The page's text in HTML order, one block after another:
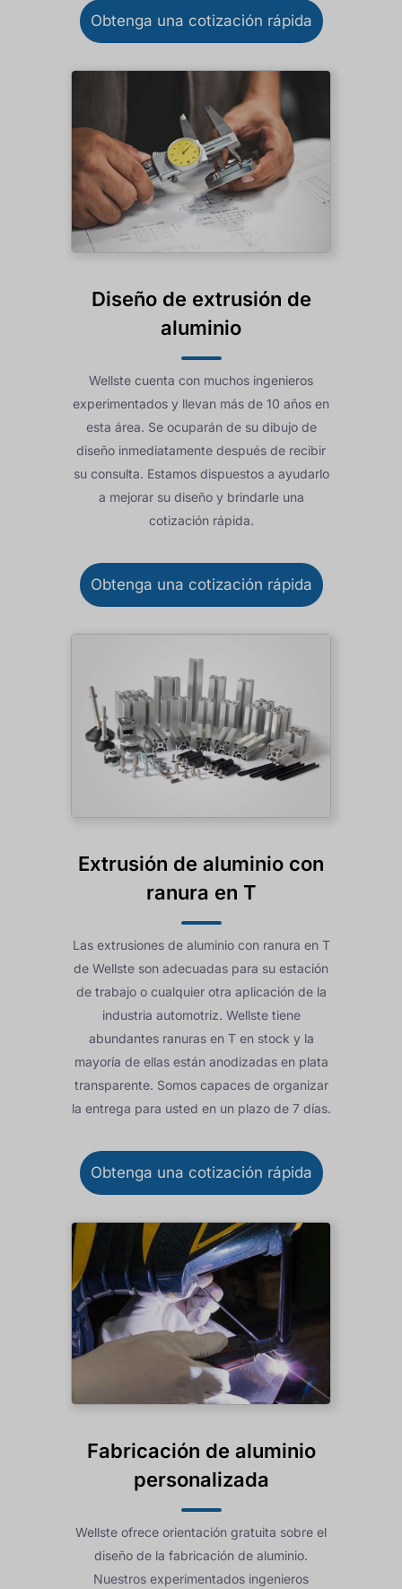
Obtenga una cotización rápida
Diseño de extrusión de
aluminio
Wellste cuenta con muchos ingenieros
experimentados y llevan más de 10 años en
esta área. Se ocuparán de su dibujo de
diseño inmediatamente después de recibir
su consulta. Estamos dispuestos a ayudarlo
a mejorar su diseño y brindarle una
cotización rápida.
Obtenga una cotización rápida
Extrusión de aluminio con
ranura en T
Las extrusiones de aluminio con ranura en T
de Wellste son adecuadas para su estación
de trabajo o cualquier otra aplicación de la
industria automotriz. Wellste tiene
abundantes ranuras en T en stock y la
mayoría de ellas están anodizadas en plata
transparente. Somos capaces de organizar
la entrega para usted en un plazo de 7 días.
Obtenga una cotización rápida
Fabricación de aluminio
personalizada
Wellste ofrece orientación gratuita sobre el
diseño de la fabricación de aluminio.
Nuestros experimentados ingenieros